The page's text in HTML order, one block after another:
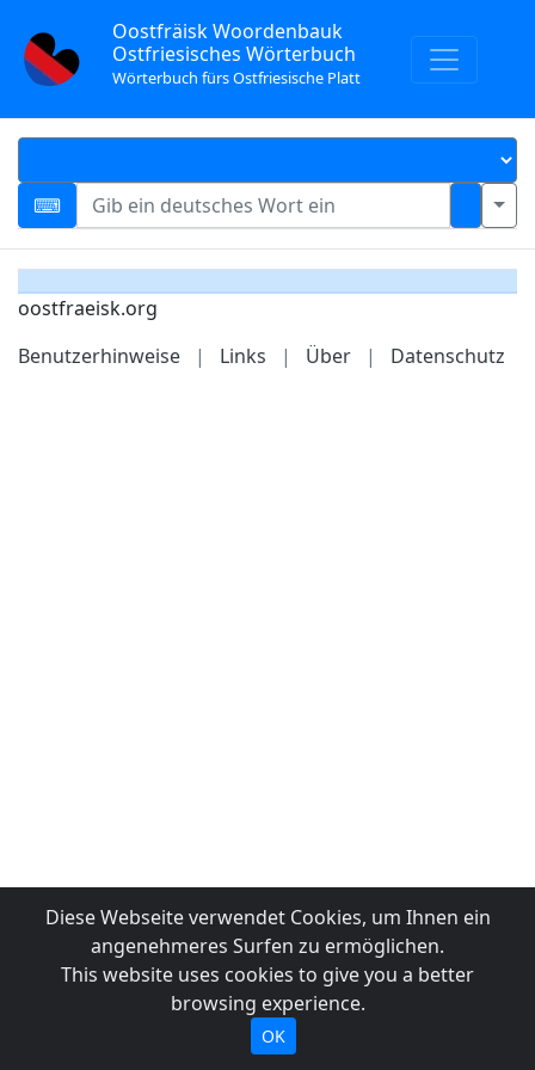
Oostfräisk Woordenbauk
Ostfriesisches Wörterbuch
Wörterbuch fürs Ostfriesische Platt
oostfraeisk.org
Benutzerhinweise
| Links | Über | Datenschutz
Diese Webseite verwendet Cookies, um Ihnen ein
angenehmeres Surfen zu ermöglichen.
This website uses cookies to give you a better
browsing experience.
OK